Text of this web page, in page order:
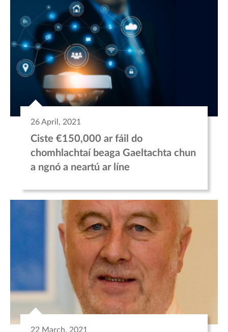
26 April, 2021
Ciste €150,000 ar fáil do
chomhlachtaí beaga Gaeltachta chun
a ngnó a neartú ar líne
22 March, 2021